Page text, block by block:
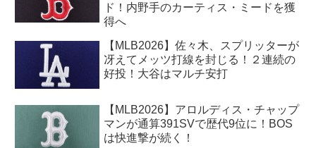
ド！内野手のカーティス・ミードを獲
得へ
【MLB2026】佐々木、スプリッターが
冴えてメッツ打線を封じる！２連続の
好投！大谷はマルチ安打
【MLB2026】アロルディス・チャップ
マンが通算391SVで歴代9位に！BOS
は快進撃が続く！